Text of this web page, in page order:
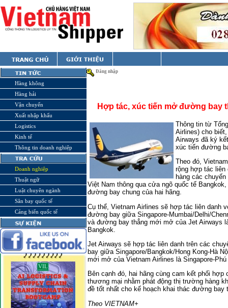
Hàng không
Hàng hải
Vận chuyển
Xuất nhập khẩu
Logistics
Kinh tế
Thông tin doanh nghiệp
Doanh nghiệp
Thuật ngữ
Luật chuyên ngành
Sân bay quốc tế
Cảng biển quốc tế
Đăng nhập
Hợp tác, xúc tiến mở đường bay
Thông tin từ
Airlines) cho
Airways đã ký
xúc tiến đường
Theo đó,
rộng hợp tác liên
hàng các
Việt Nam thông qua cửa ngõ quốc tế
đường bay chung của hai hãng.
Cụ thể, Vietnam Airlines sẽ hợp tác liên danh
đường bay giữa Singapore-Mumbai/Delhi/
và đường bay thẳng mới mở của Jet Airways
Bangkok.
Jet Airways sẽ hợp tác liên danh trên các
bay giữa Singapore/Bangkok/Hong Kong-Hà
mới mở của Vietnam Airlines là Singapore-
Bên cạnh đó, hai hãng cùng cam kết phối
thương mại nhằm phát động thị trường hàng
đề tốt nhất cho kế hoạch khai thác đường
Theo VIETNAM+